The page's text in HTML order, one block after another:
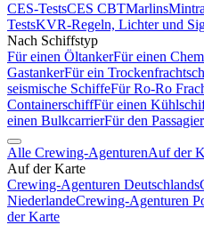
CES-TestsCES CBTMarlinsMintra
TestsKVR-Regeln, Lichter und
Nach Schiffstyp
Für einen ÖltankerFür einen
GastankerFür ein
seismische SchiffeFür Ro-Ro
ContainerschiffFür einen
einen BulkcarrierFür den
Alle Crewing-AgenturenAuf der
Auf der Karte
Crewing-Agenturen Deutschlands
NiederlandeCrewing-Agenturen
der Karte